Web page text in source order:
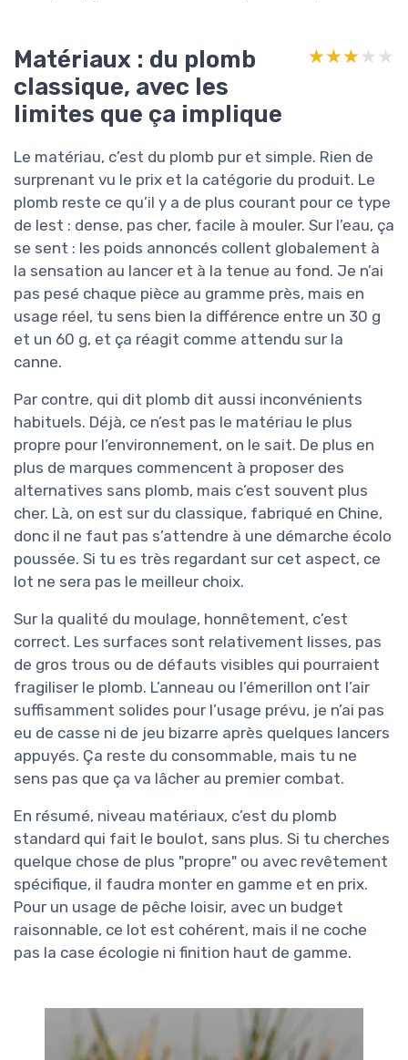
Matériaux : du plomb
classique, avec les
limites que ça implique
★★★★★
★★★★★
Le matériau, c’est du plomb pur et simple. Rien de
surprenant vu le prix et la catégorie du produit. Le
plomb reste ce qu’il y a de plus courant pour ce type
de lest : dense, pas cher, facile à mouler. Sur l’eau, ça
se sent : les poids annoncés collent globalement à
la sensation au lancer et à la tenue au fond. Je n’ai
pas pesé chaque pièce au gramme près, mais en
usage réel, tu sens bien la différence entre un 30 g
et un 60 g, et ça réagit comme attendu sur la
canne.
Par contre, qui dit plomb dit aussi inconvénients
habituels. Déjà, ce n’est pas le matériau le plus
propre pour l’environnement, on le sait. De plus en
plus de marques commencent à proposer des
alternatives sans plomb, mais c’est souvent plus
cher. Là, on est sur du classique, fabriqué en Chine,
donc il ne faut pas s’attendre à une démarche écolo
poussée. Si tu es très regardant sur cet aspect, ce
lot ne sera pas le meilleur choix.
Sur la qualité du moulage, honnêtement, c’est
correct. Les surfaces sont relativement lisses, pas
de gros trous ou de défauts visibles qui pourraient
fragiliser le plomb. L’anneau ou l’émerillon ont l’air
suffisamment solides pour l’usage prévu, je n’ai pas
eu de casse ni de jeu bizarre après quelques lancers
appuyés. Ça reste du consommable, mais tu ne
sens pas que ça va lâcher au premier combat.
En résumé, niveau matériaux, c’est du plomb
standard qui fait le boulot, sans plus. Si tu cherches
quelque chose de plus "propre" ou avec revêtement
spécifique, il faudra monter en gamme et en prix.
Pour un usage de pêche loisir, avec un budget
raisonnable, ce lot est cohérent, mais il ne coche
pas la case écologie ni finition haut de gamme.